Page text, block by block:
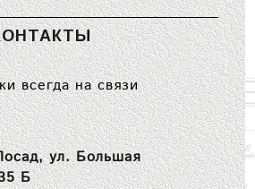
всегда на связи
ул. Большая
Б